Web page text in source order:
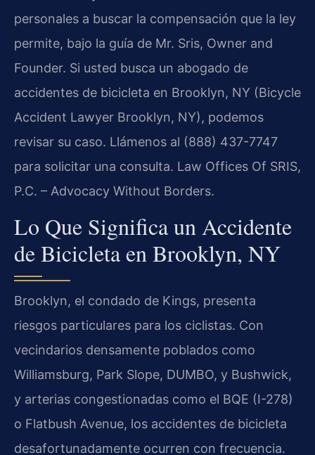
personales a buscar la compensación que la ley
permite, bajo la guía de Mr. Sris, Owner and
Founder. Si usted busca un abogado de
accidentes de bicicleta en Brooklyn, NY (Bicycle
Accident Lawyer Brooklyn, NY), podemos
revisar su caso. Llámenos al (888) 437-7747
para solicitar una consulta. Law Offices Of SRIS,
P.C. – Advocacy Without Borders.
Lo Que Significa un Accidente
de Bicicleta en Brooklyn, NY
Brooklyn, el condado de Kings, presenta
riesgos particulares para los ciclistas. Con
vecindarios densamente poblados como
Williamsburg, Park Slope, DUMBO, y Bushwick,
y arterias congestionadas como el BQE (I-278)
o Flatbush Avenue, los accidentes de bicicleta
desafortunadamente ocurren con frecuencia.